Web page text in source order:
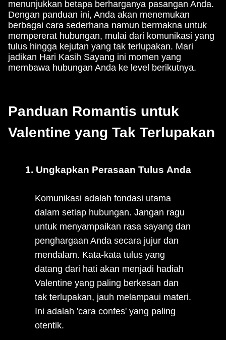
menunjukkan betapa berharganya pasangan Anda.
Dengan panduan ini, Anda akan menemukan
berbagai cara sederhana namun bermakna untuk
mempererat hubungan, mulai dari komunikasi yang
tulus hingga kejutan yang tak terlupakan. Mari
jadikan Hari Kasih Sayang ini momen yang
membawa hubungan Anda ke level berikutnya.
Panduan Romantis untuk
Valentine yang Tak Terlupakan
1. Ungkapkan Perasaan Tulus Anda
Komunikasi adalah fondasi utama
dalam setiap hubungan. Jangan ragu
untuk menyampaikan rasa sayang dan
penghargaan Anda secara jujur dan
mendalam. Kata-kata tulus yang
datang dari hati akan menjadi hadiah
Valentine yang paling berkesan dan
tak terlupakan, jauh melampaui materi.
Ini adalah 'cara confes' yang paling
otentik.